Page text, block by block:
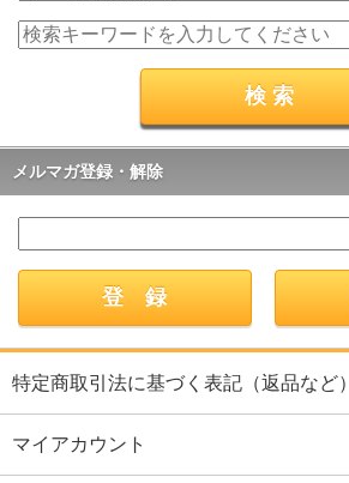
メルマガ登録・解除
特定商取引法に基づく表記（返品など）
マイアカウント